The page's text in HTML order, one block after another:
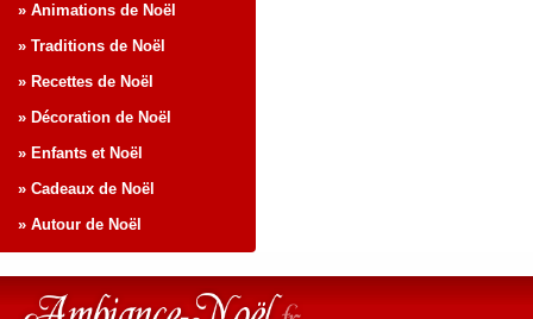
» Animations de Noël
» Traditions de Noël
» Recettes de Noël
» Décoration de Noël
» Enfants et Noël
» Cadeaux de Noël
» Autour de Noël